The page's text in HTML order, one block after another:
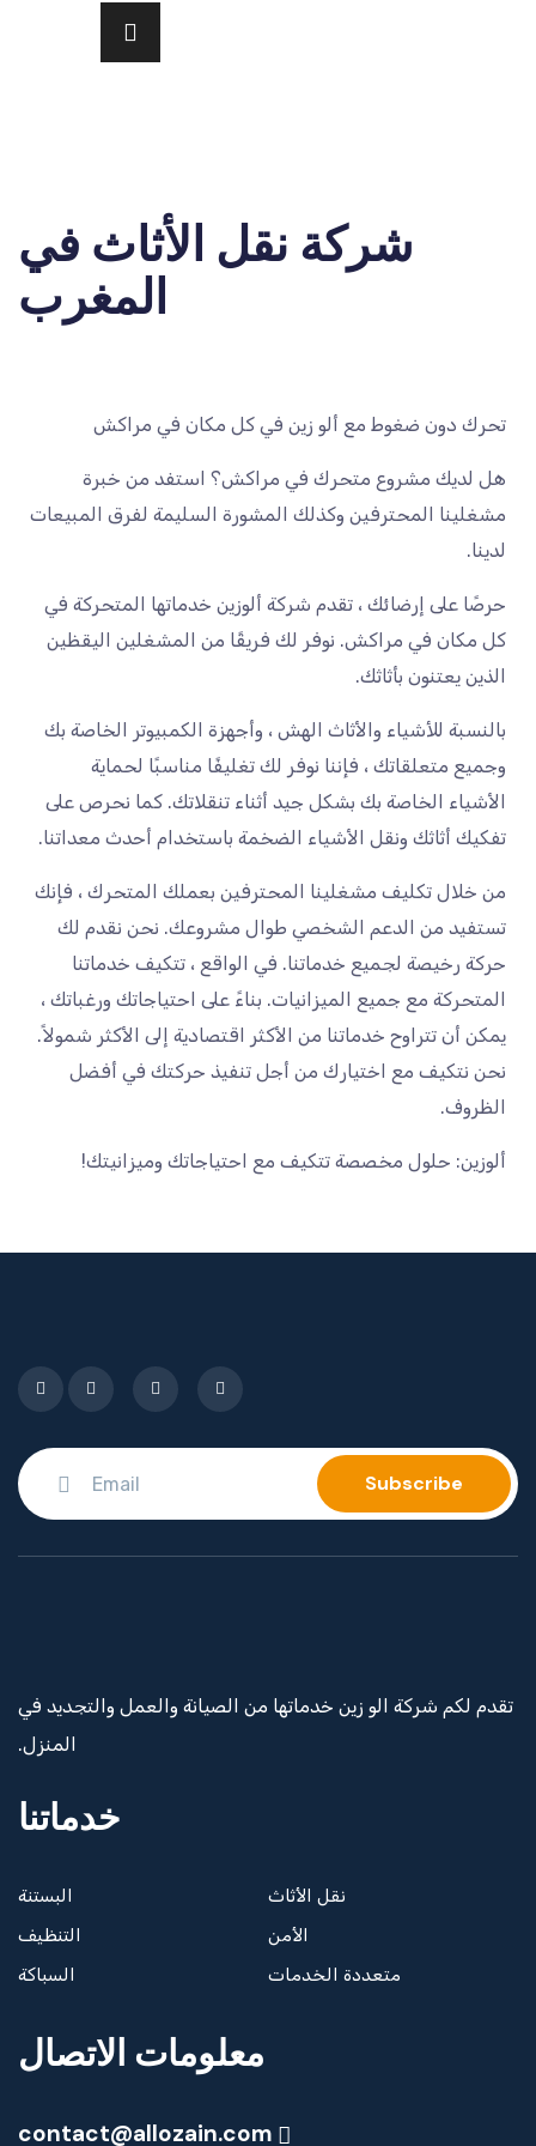
شركة نقل الأثاث في
المغرب
تحرك دون ضغوط مع ألو زين في كل مكان في مراكش
هل لديك مشروع متحرك في مراكش؟ استفد من خبرة
مشغلينا المحترفين وكذلك المشورة السليمة لفرق المبيعات
لدينا.
حرصًا على إرضائك ، تقدم شركة ألوزين خدماتها المتحركة في
كل مكان في مراكش. نوفر لك فريقًا من المشغلين اليقظين
الذين يعتنون بأثاثك.
بالنسبة للأشياء والأثاث الهش ، وأجهزة الكمبيوتر الخاصة بك
وجميع متعلقاتك ، فإننا نوفر لك تغليفًا مناسبًا لحماية
الأشياء الخاصة بك بشكل جيد أثناء تنقلاتك. كما نحرص على
تفكيك أثاثك ونقل الأشياء الضخمة باستخدام أحدث معداتنا.
من خلال تكليف مشغلينا المحترفين بعملك المتحرك ، فإنك
تستفيد من الدعم الشخصي طوال مشروعك. نحن نقدم لك
حركة رخيصة لجميع خدماتنا. في الواقع ، تتكيف خدماتنا
المتحركة مع جميع الميزانيات. بناءً على احتياجاتك ورغباتك ،
يمكن أن تتراوح خدماتنا من الأكثر اقتصادية إلى الأكثر شمولاً.
نحن نتكيف مع اختيارك من أجل تنفيذ حركتك في أفضل
الظروف.
ألوزين: حلول مخصصة تتكيف مع احتياجاتك وميزانيتك!
تقدم لكم شركة الو زين خدماتها من الصيانة والعمل والتجديد في
المنزل.
خدماتنا
البستنة
نقل الأثاث
التنظيف
الأمن
السباكة
متعددة الخدمات
معلومات الاتصال